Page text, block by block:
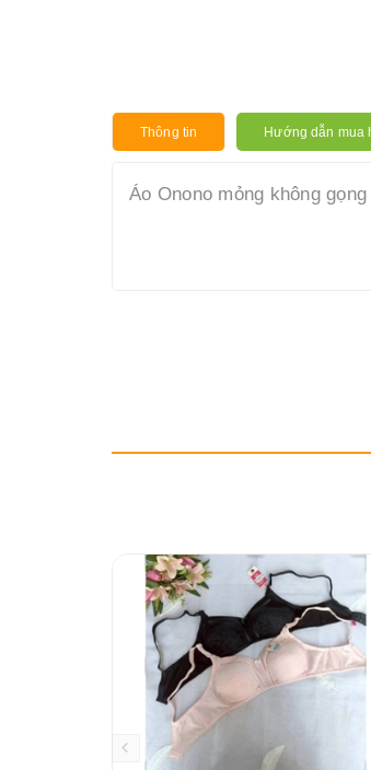
Thông tin Hướng dẫn mua
Áo Onono mỏng không gọng